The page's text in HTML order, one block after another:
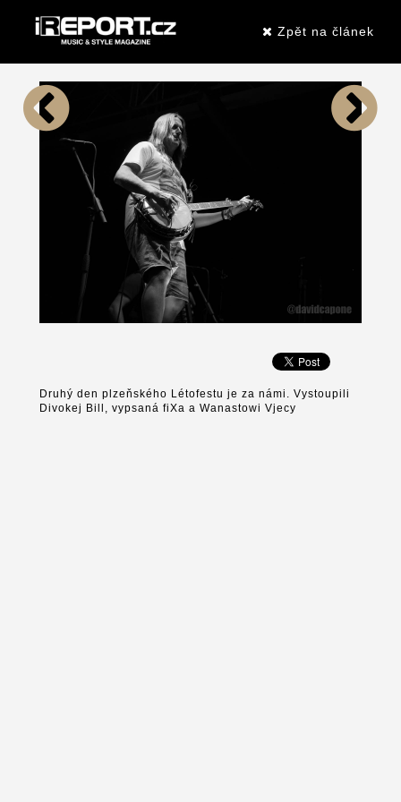
Zpět na článek
Druhý den plzeňského Létofestu je za námi. Vystoupili
Divokej Bill, vypsaná fiXa a Wanastowi Vjecy